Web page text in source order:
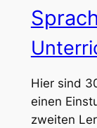
Hier sind
einen
zweiten